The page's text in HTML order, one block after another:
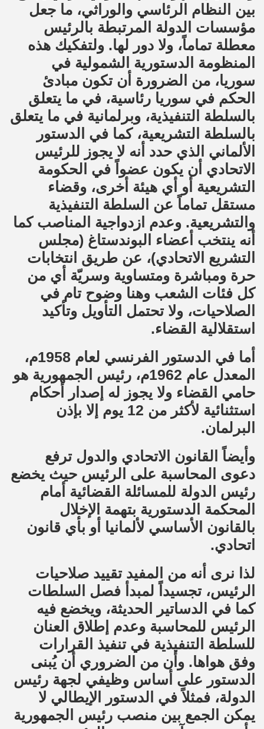
بين النظام الرئاسي والوراثي، ما جعل
مؤسسات الدولة المرتبطة بالرئيس
معطلة تماماً، ولا دور لها. ولتفكيك هذه
المنظومة الدستورية الشمولية في
سوريا، من الضرورة أن تكون مبادئ
الحكم في سوريا رئاسية، في ما يتعلق
بالسلطة التنفيذية، وبرلمانية في ما يتعلق
بالسلطة التشريعية، كما في الدستور
الألماني الذي حدد أنه لا يجوز للرئيس
الاتحادي أن يكون عضواً في الحكومة
التشريعية أو أي هيئة أخرى، وقضاء
مستقل تماماً عن السلطة التنفيذية
والتشريعية. وعدم ازدواجية المناصب كما
أنه ينتخب أعضاء البوندستاغ (مجلس
التشريع الاتحادي)، عن طريق انتخابات
حرة ومباشرة ومتساوية وسريّة أي من
كل فئات الشعب وهنا وضوح تام في
الصلاحيات، ولا تحتمل التأويل وتأكيد
استقلالية القضاء.
أما في الدستور الفرنسي لعام 1958م،
المعدل عام 1962م، رئيس الجمهورية هو
حامي القضاء ولا يجوز له إصدار أحكام
استثنائية لأكثر من 12 يوم إلا بإذن
البرلمان.
وأيضاً القانون الاتحادي والدول ترفع
دعوى المحاسبة على الرئيس حيث يخضع
رئيس الدولة للمسائلة القضائية أمام
المحكمة الدستورية بتهمة الإخلال
بالقانون الأساسي لألمانيا أو بأي قانون
اتحادي.
لذا نرى أنه من المفيد تقييد صلاحيات
الرئيس، تجسيداً لمبدأ فصل السلطات
كما في الدساتير الحديثة، ويخضع فيه
الرئيس للمحاسبة وعدم إطلاق العنان
للسلطة التنفيذية في تنفيذ القرارات
وفق هواها. وأن من الضروري أن يُبنى
الدستور على أساس وظيفي لجهة رئيس
الدولة، فمثلاً في الدستور الإيطالي لا
يمكن الجمع بين منصب رئيس الجمهورية